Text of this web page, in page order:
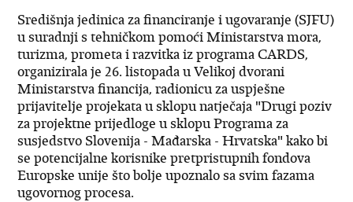
Središnja jedinica za financiranje i ugovaranje (SJFU)
u suradnji s tehničkom pomoći Ministarstva mora,
turizma, prometa i razvitka iz programa CARDS,
organizirala je 26. listopada u Velikoj dvorani
Ministarstva financija, radionicu za uspješne
prijavitelje projekata u sklopu natječaja "Drugi poziv
za projektne prijedloge u sklopu Programa za
susjedstvo Slovenija - Mađarska - Hrvatska" kako bi
se potencijalne korisnike pretpristupnih fondova
Europske unije što bolje upoznalo sa svim fazama
ugovornog procesa.